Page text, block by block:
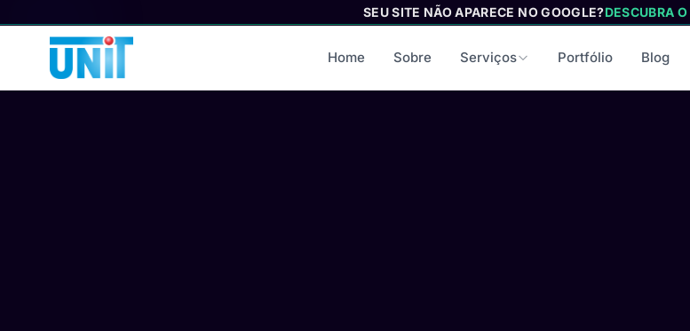
SEU SITE NÃO APARECE NO GOOGLE?DESCUBRA
Home Sobre Serviços Portfólio Blog